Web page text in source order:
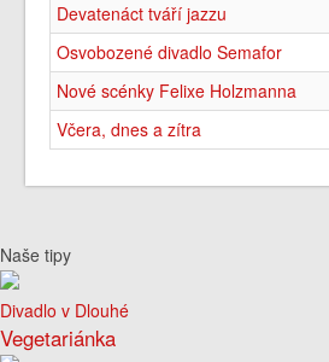
Devatenáct tváří jazzu
Osvobozené divadlo Semafor
Nové scénky Felixe Holzmanna
Včera, dnes a zítra
Naše tipy
Divadlo v Dlouhé
Vegetariánka